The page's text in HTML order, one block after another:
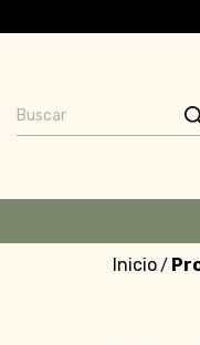
Inicio/